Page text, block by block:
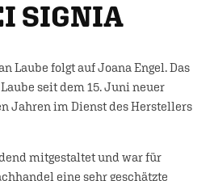
SIGNIA
Laube folgt auf Joana Engel. Das
seit dem 15. Juni neuer
Jahren im Dienst des Herstellers
mitgestaltet und war für
eine sehr geschätzte